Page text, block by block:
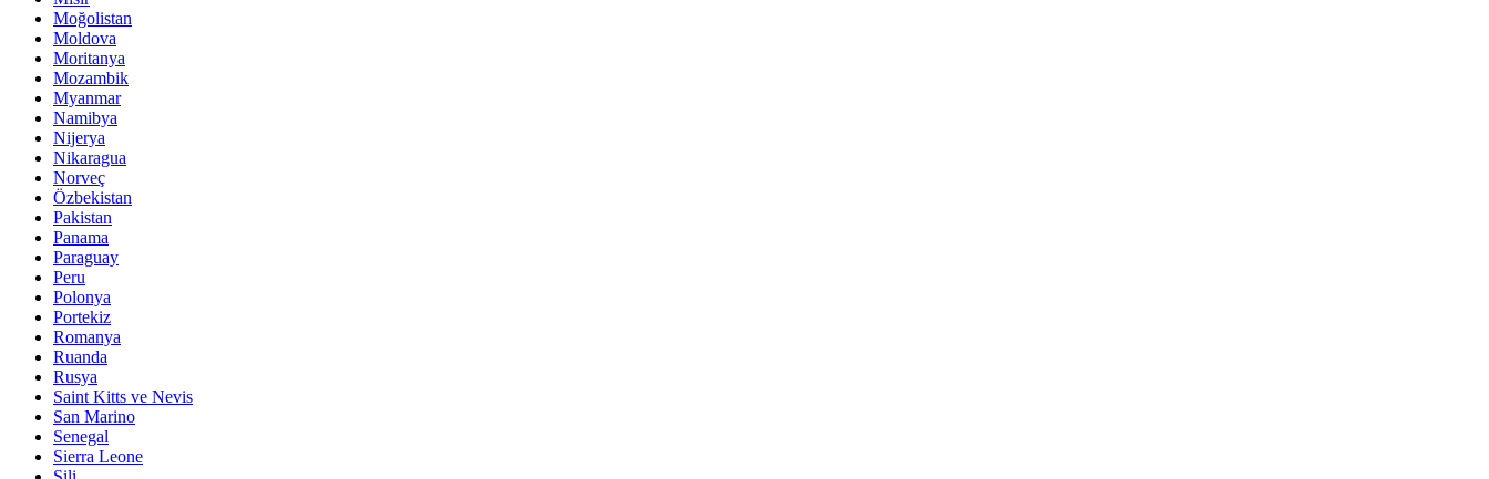
Moğolistan
Moldova
Moritanya
Mozambik
Myanmar
Namibya
Nijerya
Nikaragua
Norveç
Özbekistan
Pakistan
Panama
Paraguay
Peru
Polonya
Portekiz
Romanya
Ruanda
Rusya
Saint Kitts ve Nevis
San Marino
Senegal
Sierra Leone